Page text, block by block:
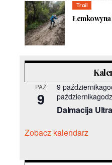
Trail
Łemkowyna
PAŹ
9
9
Dalmacija
Zobacz kalendarz